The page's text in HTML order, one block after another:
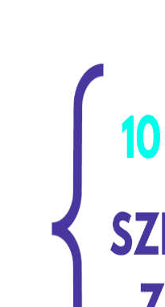
„Nie
klas
prof.
oraz
za